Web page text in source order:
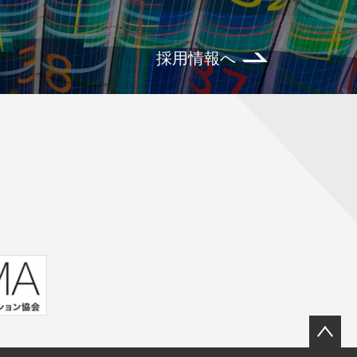
採用情報へ